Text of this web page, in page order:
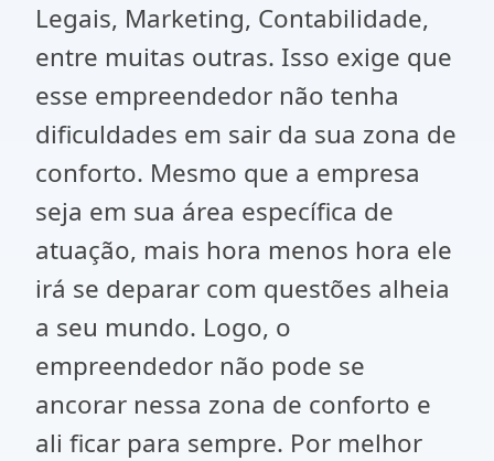
Legais, Marketing, Contabilidade,
entre muitas outras. Isso exige que
esse empreendedor não tenha
dificuldades em sair da sua zona de
conforto. Mesmo que a empresa
seja em sua área específica de
atuação, mais hora menos hora ele
irá se deparar com questões alheia
a seu mundo. Logo, o
empreendedor não pode se
ancorar nessa zona de conforto e
ali ficar para sempre. Por melhor